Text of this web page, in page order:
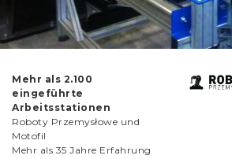
Mehr als 2.100
eingeführte
Arbeitsstationen
Roboty Przemysłowe und
Motofil
Mehr als 35 Jahre Erfahrung